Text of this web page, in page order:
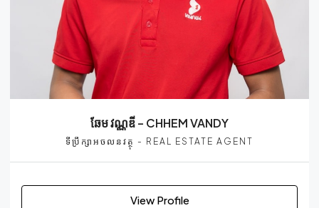
ឆែម វណ្ណឌី – CHHEM VANDY
ទីប្រឹក្សាអចលនវត្ថុ - REAL ESTATE AGENT
View Profile